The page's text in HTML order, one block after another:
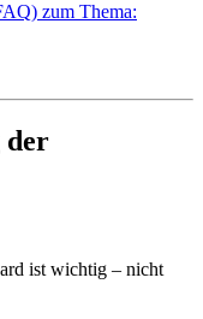
zum Thema:
der
ist wichtig – nicht